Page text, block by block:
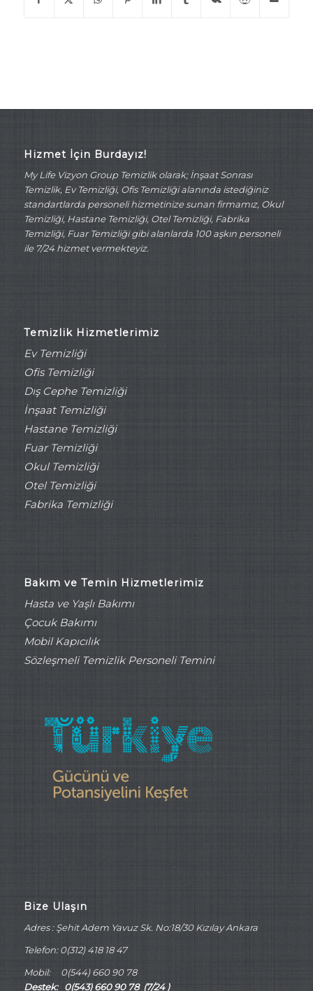
Hizmet İçin Burdayız!
My Life Vizyon Group Temizlik olarak; İnşaat Sonrası
Temizlik, Ev Temizliği, Ofis Temizliği alanında istediğiniz
standartlarda personeli hizmetinize sunan firmamız, Okul
Temizliği, Hastane Temizliği, Otel Temizliği, Fabrika
Temizliği, Fuar Temizliği gibi alanlarda 100 aşkın personeli
ile 7/24 hizmet vermekteyiz.
Temizlik Hizmetlerimiz
Ev Temizliği
Ofis Temizliği
Dış Cephe Temizliği
İnşaat Temizliği
Hastane Temizliği
Fuar Temizliği
Okul Temizliği
Otel Temizliği
Fabrika Temizliği
Bakım ve Temin Hizmetlerimiz
Hasta ve Yaşlı Bakımı
Çocuk Bakımı
Mobil Kapıcılık
Sözleşmeli Temizlik Personeli Temini
Bize Ulaşın
Adres : Şehit Adem Yavuz Sk. No:18/30 Kızılay Ankara
Telefon: 0(312) 418 18 47
Mobil: 0(544) 660 90 78
Destek: 0(543) 660 90 78 (7/24 )